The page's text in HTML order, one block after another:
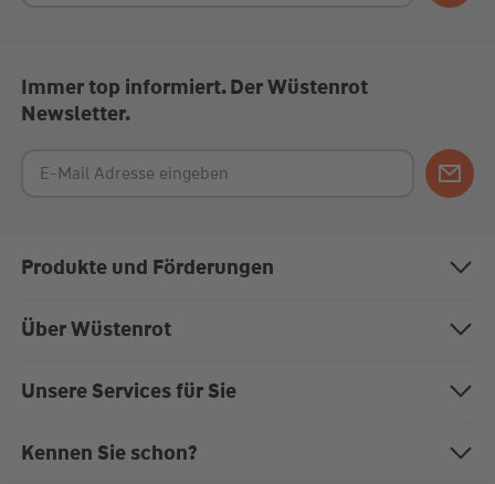
Immer top informiert. Der Wüstenrot
Newsletter.
Produkte und Förderungen
Bausparen
Modernisierung
Über Wüstenrot
Über uns
Unsere Services für Sie
Magazin "Mein EigenHeim"
Kennen Sie schon?